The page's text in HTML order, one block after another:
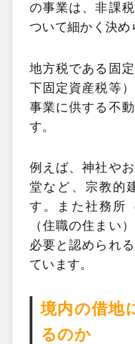
の事業は、非課
ついて細かく決め
地方税である固
下固定資産税等
事業に供する不
す。
例えば、神社や
堂など、宗教的
す。また社務所
（住職の住まい
必要と認められ
ています。
境内の借地
るのか